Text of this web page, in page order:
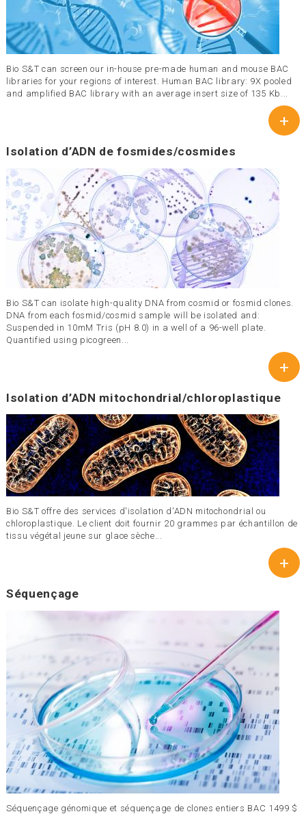
Bio S&T can screen our in-house pre-made human and mouse BAC
libraries for your regions of interest. Human BAC library: 9X pooled
and amplified BAC library with an average insert size of 135 Kb...
+
Isolation d’ADN de fosmides/cosmides
Bio S&T can isolate high-quality DNA from cosmid or fosmid clones.
DNA from each fosmid/cosmid sample will be isolated and:
Suspended in 10mM Tris (pH 8.0) in a well of a 96-well plate.
Quantified using picogreen...
+
Isolation d’ADN mitochondrial/chloroplastique
Bio S&T offre des services d'isolation d'ADN mitochondrial ou
chloroplastique. Le client doit fournir 20 grammes par échantillon de
tissu végétal jeune sur glace sèche...
+
Séquençage
Séquençage génomique et séquençage de clones entiers BAC 1499 $